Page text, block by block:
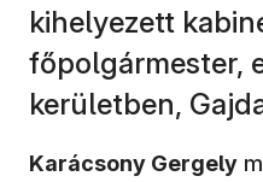
kihelyezett
főpolgármester,
kerületben,
Karácsony Gergely